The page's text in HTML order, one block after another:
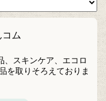
、スキンケア、エコロ
を取りそろえておりま